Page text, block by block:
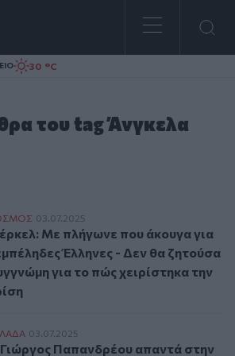
30 °C
του tag Άνγκελα
Με πλήγωνε που άκουγα για
03.07.2025
Με πλήγωνε που άκουγα για
Έλληνες - Δεν θα ζητούσα
για το πώς χειρίστηκα την
Παπανδρέου απαντά στην
03.07.2025
Παπανδρέου απαντά στην